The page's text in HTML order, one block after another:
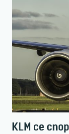
KLM се